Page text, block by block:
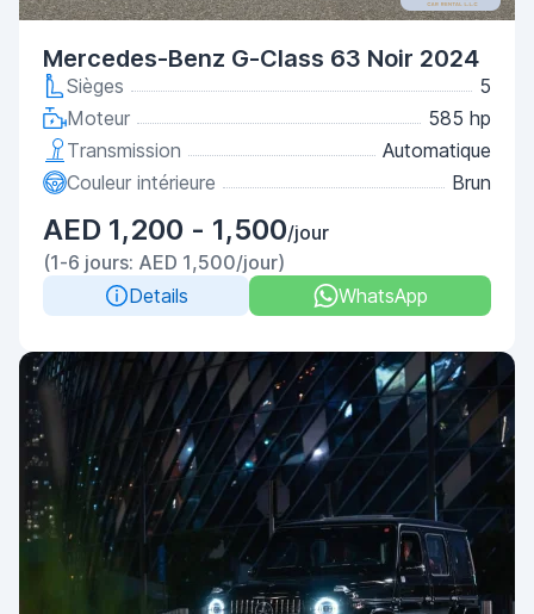
Mercedes-Benz G-Class 63 Noir 2024
Sièges
5
Moteur
585 hp
Transmission
Automatique
Couleur intérieure
Brun
AED 1,200 - 1,500/jour
(1-6 jours: AED 1,500/jour)
Details
WhatsApp